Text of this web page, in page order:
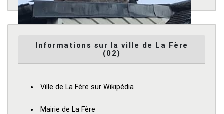
Informations sur la ville de La Fère
(02)
Ville de La Fère sur Wikipédia
Mairie de La Fère